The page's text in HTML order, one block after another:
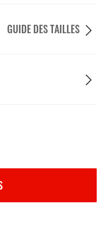
GUIDE DES TAILLES